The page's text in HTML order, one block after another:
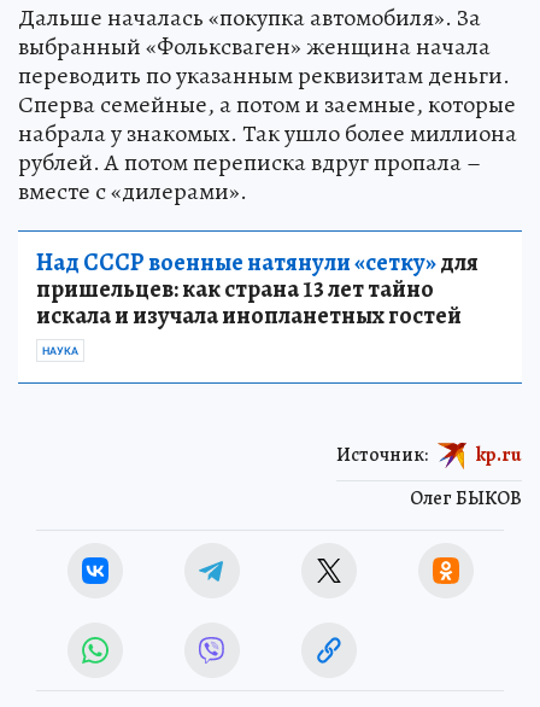
Дальше началась «покупка автомобиля». За
выбранный «Фольксваген» женщина начала
переводить по указанным реквизитам деньги.
Сперва семейные, а потом и заемные, которые
набрала у знакомых. Так ушло более миллиона
рублей. А потом переписка вдруг пропала –
вместе с «дилерами».
Над СССР военные натянули «сетку»для
пришельцев: как страна 13 лет тайно
искала и изучала инопланетных гостей
НАУКА
Олег БЫКОВ
Источник: kp.ru